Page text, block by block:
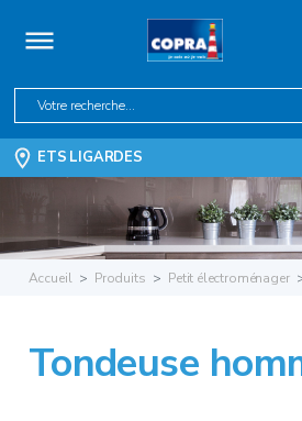
ETS LIGARDES
Accueil Produits Petit électroménager
Tondeuse